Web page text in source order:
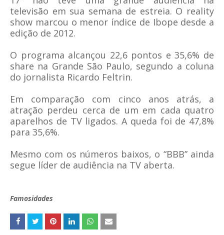
televisão em sua semana de estreia. O reality
show marcou o menor índice de Ibope desde a
edição de 2012.
O programa alcançou 22,6 pontos e 35,6% de
share na Grande São Paulo, segundo a coluna
do jornalista Ricardo Feltrin.
Em comparação com cinco anos atrás, a
atração perdeu cerca de um em cada quatro
aparelhos de TV ligados. A queda foi de 47,8%
para 35,6%.
Mesmo com os números baixos, o “BBB” ainda
segue líder de audiência na TV aberta.
Famosidades